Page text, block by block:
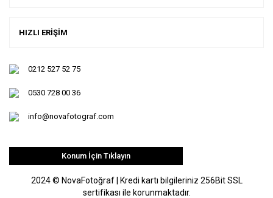
HIZLI ERİŞİM
0212 527 52 75
0530 728 00 36
info@novafotograf.com
Konum İçin Tıklayın
2024 © NovaFotoğraf | Kredi kartı bilgileriniz 256Bit SSL
sertifikası ile korunmaktadır.